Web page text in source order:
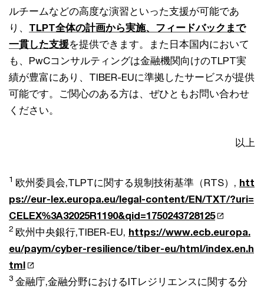
ルチームなどの高度な演習といった支援が可能であ
り、 TLPT全体の計画から実施、フィードバックまで
一貫した支援を提供できます。また日本国内において
も、PwCコンサルティングは金融機関向けのTLPT実
績が豊富にあり、TIBER-EUに準拠したサービスが提供
可能です。ご関心のある方は、ぜひともお問い合わせ
ください。
以上
1 欧州委員会,TLPTに関する規制技術基準（RTS）, htt
ps://eur-lex.europa.eu/legal-content/EN/TXT/?uri=
CELEX%3A32025R1190&qid=1750243728125
2 欧州中央銀行,TIBER-EU, https://www.ecb.europa.
eu/paym/cyber-resilience/tiber-eu/html/index.en.h
tml
3 金融庁,金融分野におけるITレジリエンスに関する分